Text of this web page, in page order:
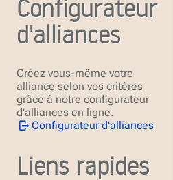
Configurateur
d'alliances
Créez vous-même votre
alliance selon vos critères
grâce à notre configurateur
d'alliances en ligne.
Configurateur d'alliances
Liens rapides